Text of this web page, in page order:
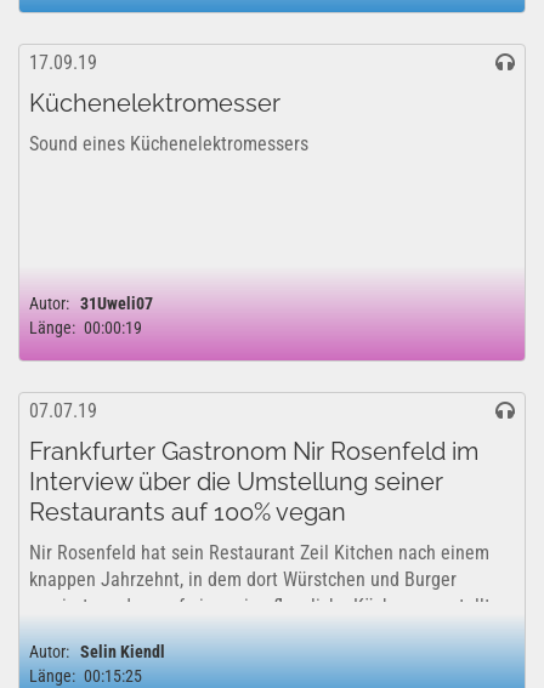
17.09.19
Küchenelektromesser
Sound eines Küchenelektromessers
Autor: 31Uweli07
Länge: 00:00:19
07.07.19
Frankfurter Gastronom Nir Rosenfeld im
Interview über die Umstellung seiner
Restaurants auf 100% vegan
Nir Rosenfeld hat sein Restaurant Zeil Kitchen nach einem
knappen Jahrzehnt, in dem dort Würstchen und Burger
serviert wurden, auf eine rein pflanzliche Küche umgestellt.
Im Interview erklärt er über die Hintergründe und seine
ethische Motivation dazu.
Autor: Selin Kiendl
Länge: 00:15:25